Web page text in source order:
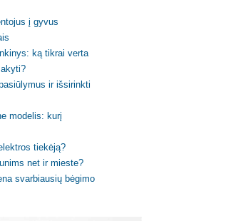
į gyvus
ką tikrai verta
ir išsirinkti
modelis: kurį
tiekėją?
net ir mieste?
svarbiausių bėgimo